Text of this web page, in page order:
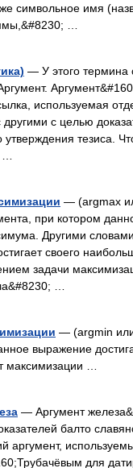
символьное имя
…
— У этого термина
используемая
другими с целью
утверждения тезиса.
— (argmax
при котором
Другими
своего
задачи
…
— (argmin
выражение
максимизации …
— Аргумент
балто
аргумент,
для